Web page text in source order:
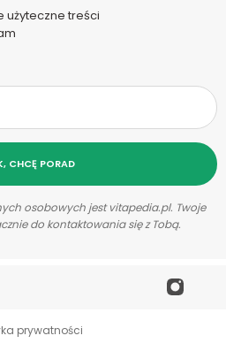
użyteczne treści
CHCĘ PORAD
osobowych jest vitapedia.pl. Twoje
do kontaktowania się z Tobą.
prywatności